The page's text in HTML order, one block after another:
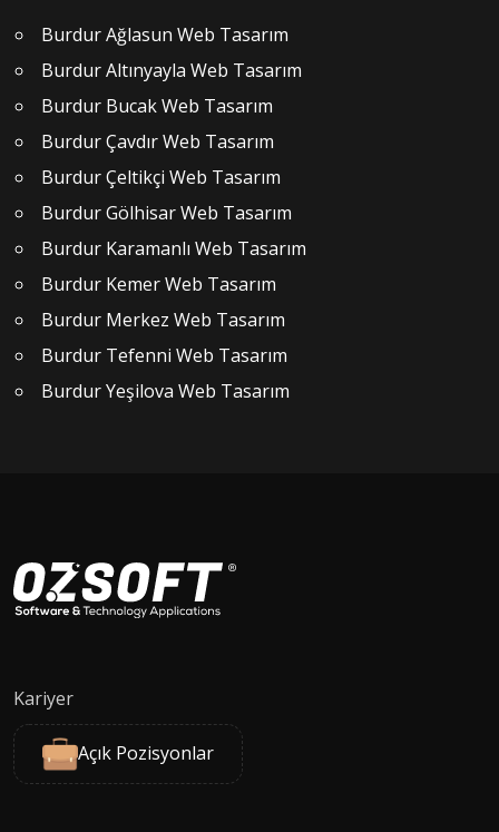
Burdur Ağlasun Web Tasarım
Burdur Altınyayla Web Tasarım
Burdur Bucak Web Tasarım
Burdur Çavdır Web Tasarım
Burdur Çeltikçi Web Tasarım
Burdur Gölhisar Web Tasarım
Burdur Karamanlı Web Tasarım
Burdur Kemer Web Tasarım
Burdur Merkez Web Tasarım
Burdur Tefenni Web Tasarım
Burdur Yeşilova Web Tasarım
Kariyer
Açık Pozisyonlar